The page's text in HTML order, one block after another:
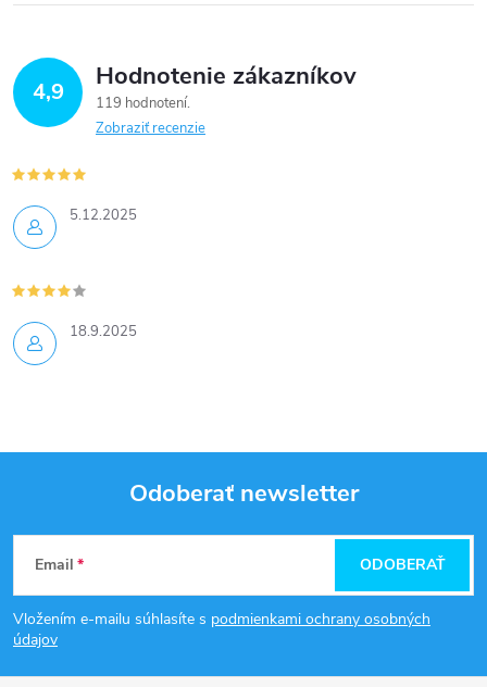
4,9 Hodnotenie zákazníkov
119 hodnotení
Zobraziť recenzie
5.12.2025
18.9.2025
Z
á
p
Odoberať newsletter
Email
Vložením e-mailu súhlasíte s podmienkami ochrany osobných
údajov
ODOBERAŤ